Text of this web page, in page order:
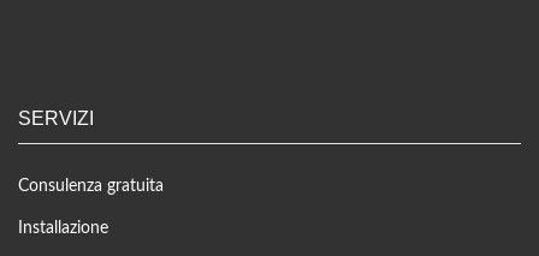
SERVIZI
Consulenza gratuita
Installazione